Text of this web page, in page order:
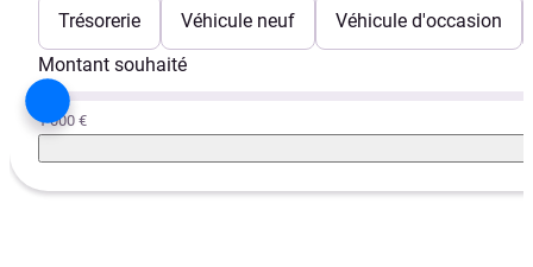
Trésorerie
Véhicule neuf
Véhicule d'occasion
Montant souhaité
1 000 €